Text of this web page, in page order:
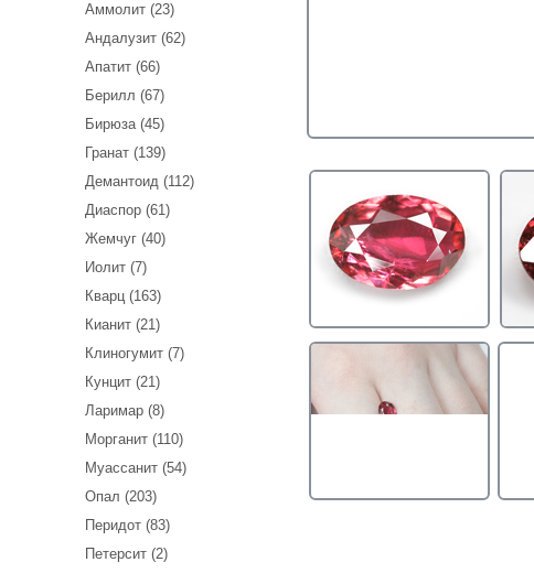
Аммолит (23)
Андалузит (62)
Апатит (66)
Берилл (67)
Бирюза (45)
Гранат (139)
Демантоид (112)
Диаспор (61)
Жемчуг (40)
Иолит (7)
Кварц (163)
Кианит (21)
Клиногумит (7)
Кунцит (21)
Ларимар (8)
Морганит (110)
Муассанит (54)
Опал (203)
Перидот (83)
Петерсит (2)